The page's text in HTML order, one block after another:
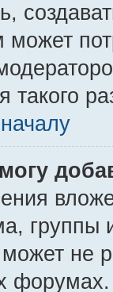
может
такого
группы
не